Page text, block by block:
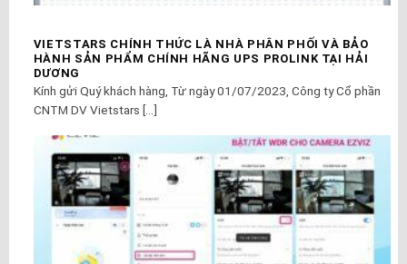
VIETSTARS CHÍNH THỨC LÀ NHÀ PHÂN PHỐI VÀ BẢO
HÀNH SẢN PHẨM CHÍNH HÃNG UPS PROLINK TẠI HẢI
DƯƠNG
Kính gửi Quý khách hàng, Từ ngày 01/07/2023, Công ty Cổ phần
CNTM DV Vietstars [...]